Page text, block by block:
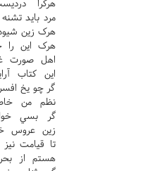
هرکرا
مرد بايد
هرک زين
هرک اين را
اهل صورت
اين کتاب
گر چو يخ
نظم من
گر بسي
زين عروس
تا قيامت
هستم از